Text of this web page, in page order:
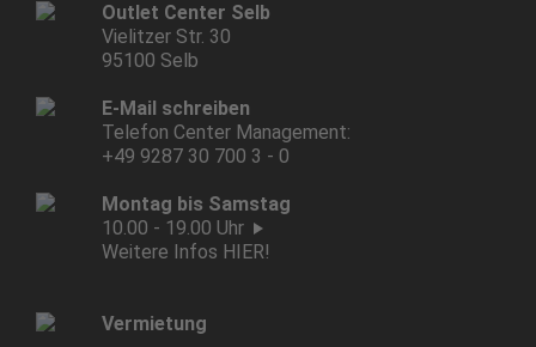
Outlet Center Selb
Vielitzer Str. 30
95100 Selb
E-Mail schreiben
Telefon Center Management:
+49 9287 30 700 3 - 0
Montag bis Samstag
10.00 - 19.00 Uhr
Weitere Infos HIER!
Vermietung